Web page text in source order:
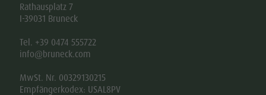
Rathausplatz 7
I-39031 Bruneck
Tel. +39 0474 555722
info@bruneck.com
MwSt. Nr. 00329130215
Empfängerkodex: USAL8PV